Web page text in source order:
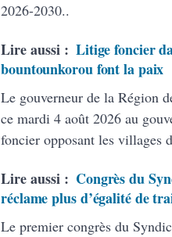
2026-2030..
Lire aussi : Litige foncier
bountounkorou font la paix
Le gouverneur de la Région
ce mardi 4 août 2026 au
foncier opposant les villages
Lire aussi : Congrès du
réclame plus d’égalité de
Le premier congrès du